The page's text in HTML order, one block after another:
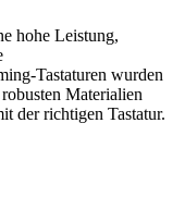
hohe Leistung,
Tastaturen wurden
Materialien
der richtigen Tastatur.